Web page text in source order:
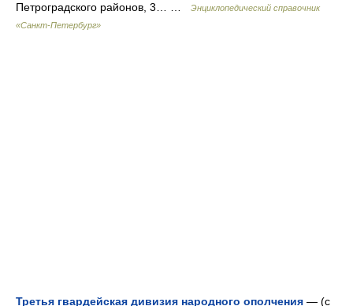
Петроградского районов, 3… …
Энциклопедический справочник
«Санкт-Петербург»
Третья гвардейская дивизия народного ополчения — (с